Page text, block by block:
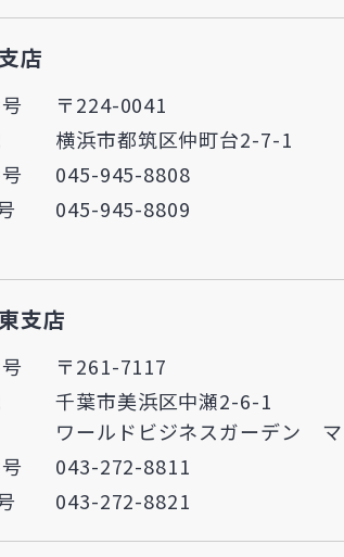
店
〒224-0041
横浜市都筑区仲町台2-7-1
045-945-8808
045-945-8809
支店
〒261-7117
千葉市美浜区中瀬2-6-1
ワールドビジネスガーデン
043-272-8811
043-272-8821